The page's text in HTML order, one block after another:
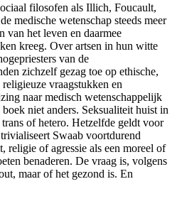
filosofen als Illich, Foucault,
medische wetenschap steeds meer
van het leven en daarmee
kreeg. Over artsen in hun witte
van de
zichzelf gezag toe op ethische,
vraagstukken en
naar medisch wetenschappelijk
niet anders. Seksualiteit huist in
of hetero. Hetzelfde geldt voor
Swaab voortdurend
religie of agressie als een moreel of
benaderen. De vraag is, volgens
maar of het gezond is. En